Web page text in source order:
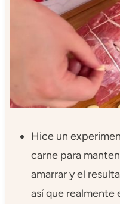
Hice un
carne para
amarrar y el
así que realmente